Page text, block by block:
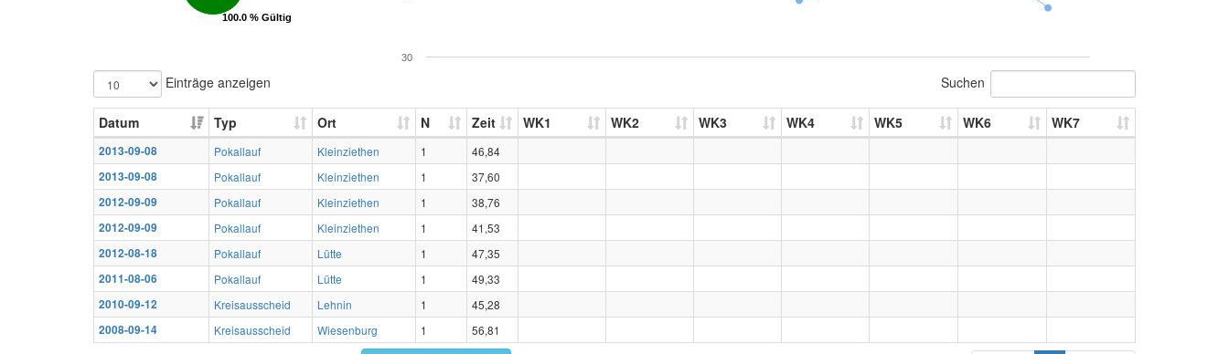
100.0 % Gültig
100.0 % Gültig
30
Einträge anzeigen Suchen
Datum Typ Ort N Zeit WK1 WK2 WK3 WK4 WK5 WK6 WK7
2013-09-08 Pokallauf Kleinziethen 1
46,84
2013-09-08
Pokallauf Kleinziethen 1
37,60
2012-09-09
Pokallauf Kleinziethen 1
38,76
2012-09-09
Pokallauf Kleinziethen 1
41,53
2012-08-18
Pokallauf Lütte 1
47,35
2011-08-06
Pokallauf Lütte 1
49,33
2010-09-12
Kreisausscheid Lehnin 1
45,28
2008-09-14
Kreisausscheid Wiesenburg 1 56,81